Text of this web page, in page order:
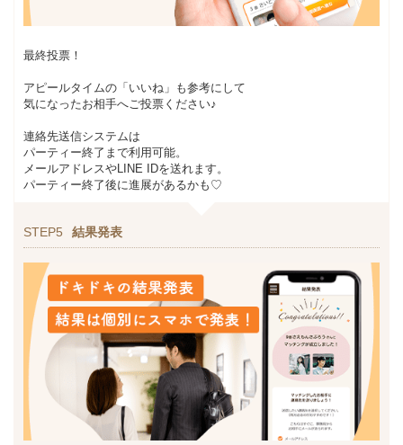
最終投票！
アピールタイムの「いいね」も参考にして
気になったお相手へご投票ください♪
連絡先送信システムは
パーティー終了まで利用可能。
メールアドレスやLINE IDを送れます。
パーティー終了後に進展があるかも♡
STEP5 結果発表